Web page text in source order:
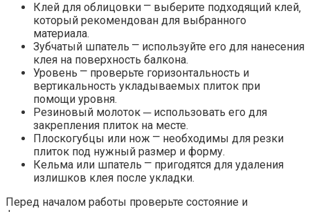
Клей для облицовки ⎻ выберите подходящий клей‚
который рекомендован для выбранного
материала.​
Зубчатый шпатель ⎻ используйте его для нанесения
клея на поверхность балкона.​
Уровень ⎻ проверьте горизонтальность и
вертикальность укладываемых плиток при
помощи уровня.​
Резиновый молоток ─ использовать его для
закрепления плиток на месте.​
Плоскогубцы или нож ⎻ необходимы для резки
плиток под нужный размер и форму.​
Кельма или шпатель ⎻ пригодятся для удаления
излишков клея после укладки.​
Перед началом работы проверьте состояние и